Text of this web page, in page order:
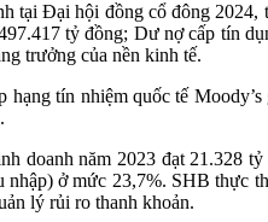
tại Đại hội đồng cổ đông
tỷ đồng; Dư nợ cấp tín
trưởng của nền kinh tế.
tín nhiệm quốc tế
doanh năm 2023 đạt 21.328
ở mức 23,7%. SHB thực
lý rủi ro thanh khoản.